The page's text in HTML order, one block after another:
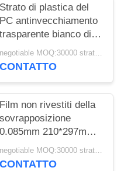
Strato di plastica del
PC antinvecchiamento
trasparente bianco di
50Mpa 1.3g/Cm3
negotiable MOQ:30000 strati o 2 tonnellate
CONTATTO
Film non rivestiti della
sovrapposizione
0.085mm 210*297mm
del PC trasparente dei
semi
negotiable MOQ:30000 strati o 2 tonnellate
CONTATTO